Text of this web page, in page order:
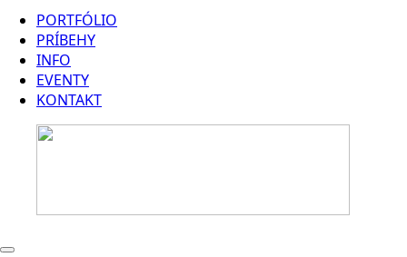
PORTFÓLIO
PRÍBEHY
INFO
EVENTY
KONTAKT